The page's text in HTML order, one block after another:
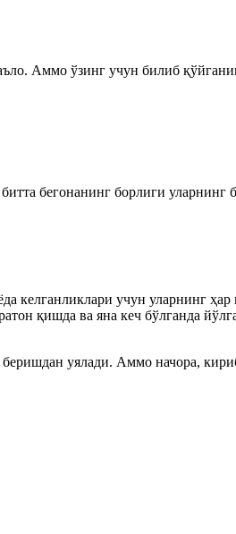
Аммо ўзинг учун билиб
бегонанинг борлиги уларнинг
келганликлари учун уларнинг
қишда ва яна кеч бўлганда
уялади. Аммо начора,